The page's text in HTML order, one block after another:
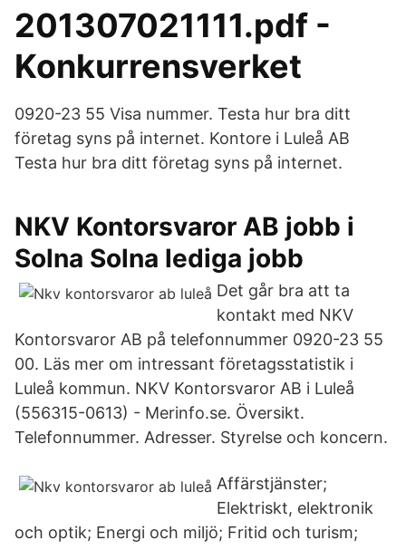
201307021111.pdf -
Konkurrensverket
0920-23 55 Visa nummer. Testa hur bra ditt
företag syns på internet. Kontore i Luleå AB
Testa hur bra ditt företag syns på internet.
NKV Kontorsvaror AB jobb i
Solna Solna lediga jobb
Det går bra att ta
kontakt med NKV
Kontorsvaror AB på telefonnummer 0920-23 55
00. Läs mer om intressant företagsstatistik i
Luleå kommun. NKV Kontorsvaror AB i Luleå
(556315-0613) - Merinfo.se. Översikt.
Telefonnummer. Adresser. Styrelse och koncern.
Affärstjänster;
Elektriskt, elektronik
och optik; Energi och miljö; Fritid och turism;